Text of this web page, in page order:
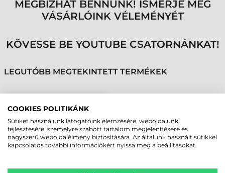
MEGBÍZHAT BENNÜNK! ISMERJE MEG
VÁSÁRLÓINK VÉLEMÉNYÉT
KÖVESSE BE YOUTUBE CSATORNÁNKAT!
LEGUTÓBB MEGTEKINTETT TERMÉKEK
NEWLAND
ÁLLOMÁS, USB-C, MT90
COOKIES POLITIKÁNK
Sütiket használunk látogatóink elemzésére, weboldalunk
fejlesztésére, személyre szabott tartalom megjelenítésére és
nagyszerű weboldalélmény biztosítására. Az általunk használt sütikkel
kapcsolatos további információkért nyissa meg a beállításokat.